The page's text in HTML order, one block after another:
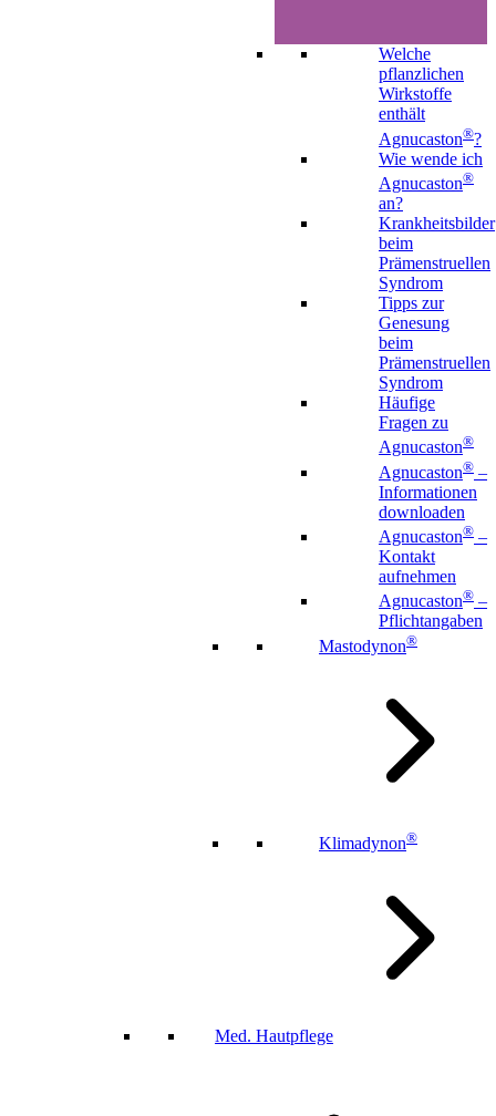
Welche
pflanzlichen
Wirkstoffe
enthält
Agnucaston®?
Wie wende ich
Agnucaston®
an?
Krankheitsbilder
beim
Prämenstruellen
Syndrom
Tipps zur
Genesung
beim
Prämenstruellen
Syndrom
Häufige
Fragen zu
Agnucaston®
Agnucaston® –
Informationen
downloaden
Agnucaston® –
Kontakt
aufnehmen
Agnucaston® –
Pflichtangaben
Mastodynon®
Klimadynon®
Med. Hautpflege